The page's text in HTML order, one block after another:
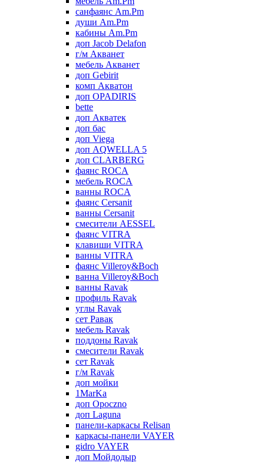
санфаянс Am.Pm
души Am.Pm
кабины Am.Pm
доп Jacob Delafon
г/м Акванет
мебель Акванет
доп Gebirit
комп Акватон
доп OPADIRIS
bette
доп Акватек
доп бас
доп Viega
доп AQWELLA 5
доп CLARBERG
фаянс ROCA
мебель ROCA
ванны ROCA
фаянс Cersanit
ванны Cersanit
смесители AESSEL
фаянс VITRA
клавиши VITRA
ванны VITRA
фаянс Villeroy&Boch
ванна Villeroy&Boch
ванны Ravak
профиль Ravak
углы Ravak
сет Равак
мебель Ravak
поддоны Ravak
смесители Ravak
сет Ravak
г/м Ravak
доп мойки
1MarKa
доп Opoczno
доп Laguna
панели-каркасы Relisan
каркасы-панели VAYER
gidro VAYER
доп Мойдодыр